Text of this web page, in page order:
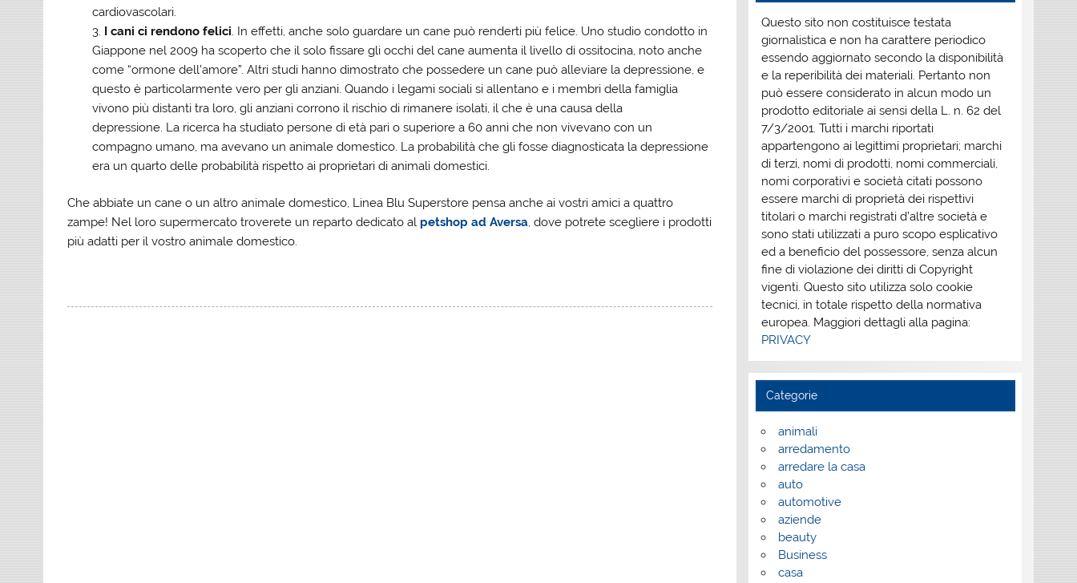
cardiovascolari.
I cani ci rendono felici. In effetti, anche solo guardare un cane può renderti più felice. Uno studio condotto in
Giappone nel 2009 ha scoperto che il solo fissare gli occhi del cane aumenta il livello di ossitocina, noto anche
come “ormone dell’amore”. Altri studi hanno dimostrato che possedere un cane può alleviare la depressione, e
questo è particolarmente vero per gli anziani. Quando i legami sociali si allentano e i membri della famiglia
vivono più distanti tra loro, gli anziani corrono il rischio di rimanere isolati, il che è una causa della
depressione. La ricerca ha studiato persone di età pari o superiore a 60 anni che non vivevano con un
compagno umano, ma avevano un animale domestico. La probabilità che gli fosse diagnosticata la depressione
era un quarto delle probabilità rispetto ai proprietari di animali domestici.
Che abbiate un cane o un altro animale domestico, Linea Blu Superstore pensa anche ai vostri amici a quattro
zampe! Nel loro supermercato troverete un reparto dedicato al petshop ad Aversa, dove potrete scegliere i prodotti
più adatti per il vostro animale domestico.
Questo sito non costituisce testata
giornalistica e non ha carattere periodico
essendo aggiornato secondo la disponibilità
e la reperibilità dei materiali. Pertanto non
può essere considerato in alcun modo un
prodotto editoriale ai sensi della L. n. 62 del
7/3/2001. Tutti i marchi riportati
appartengono ai legittimi proprietari; marchi
di terzi, nomi di prodotti, nomi commerciali,
nomi corporativi e società citati possono
essere marchi di proprietà dei rispettivi
titolari o marchi registrati d’altre società e
sono stati utilizzati a puro scopo esplicativo
ed a beneficio del possessore, senza alcun
fine di violazione dei diritti di Copyright
vigenti. Questo sito utilizza solo cookie
tecnici, in totale rispetto della normativa
europea. Maggiori dettagli alla pagina:
PRIVACY
Categorie
animali
arredamento
arredare la casa
auto
automotive
aziende
beauty
Business
casa